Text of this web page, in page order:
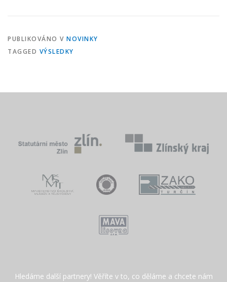
PUBLIKOVÁNO V NOVINKY
TAGGED VÝSLEDKY
Hledáme další partnery! Věříte v to, co děláme a chcete nám